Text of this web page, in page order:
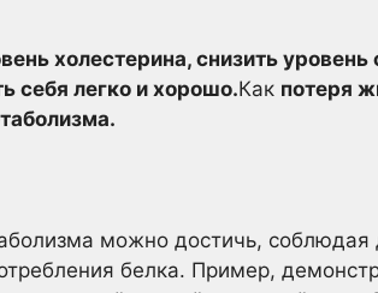
холестерина, снизить
себя легко и хорошо.Как потеря
можно достичь,
белка. Пример,